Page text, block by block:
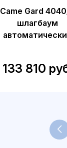
Came Gard
шлагбаум
133 810